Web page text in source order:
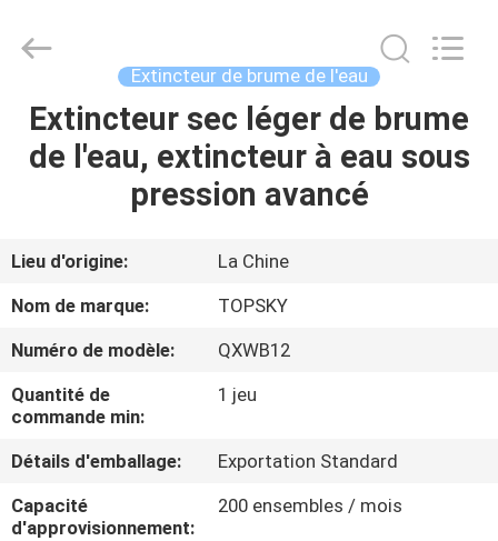
MAISON
PRODUITS
AU
SUJET
DE
VISITE
Topsky
Century Holding Co.,Ltd.
Extincteur de brume de l'eau
Extincteur sec léger de brume
de l'eau, extincteur à eau sous
pression avancé
Lieu d'origine:
La Chine
Nom de marque:
TOPSKY
Numéro de modèle:
QXWB12
Quantité de
commande min:
1 jeu
Détails d'emballage:
Exportation Standard
Capacité
d'approvisionnement:
200 ensembles / mois